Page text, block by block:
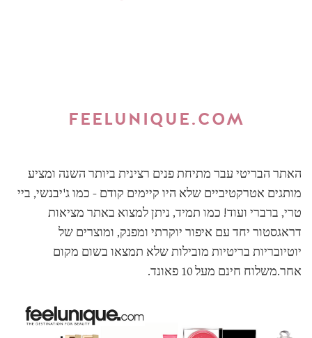
FEELUNIQUE.COM
האתר הבריטי עבר מתיחת פנים רצינית ביותר השנה ומציע
מותגים אטרקטיביים שלא היו קיימים קודם - כמו ג'יבנשי, ביי
טרי, ברברי ועוד! כמו תמיד, ניתן למצוא באתר מציאות
דראגסטור יחד עם איפור יוקרתי ומפנק, ומוצרים של
יוטיובריות בריטיות מובילות שלא תמצאו בשום מקום
אחר.משלוח חינם מעל 10 פאונד.